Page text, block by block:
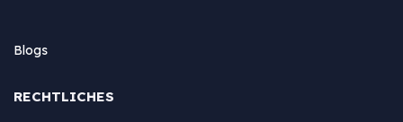
Blogs
RECHTLICHES